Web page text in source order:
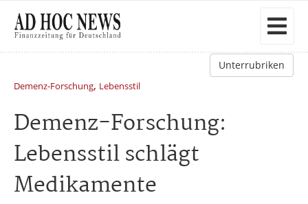
Unterrubriken
Demenz-Forschung, Lebensstil
Demenz-Forschung:
Lebensstil schlägt
Medikamente